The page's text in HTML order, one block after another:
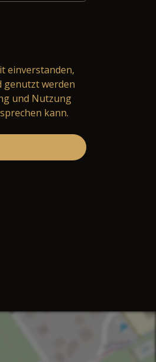
einverstanden,
genutzt werden
und Nutzung
kann.